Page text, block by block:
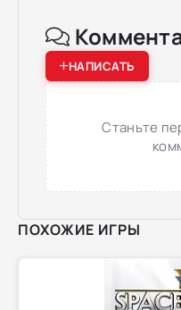
НАПИСАТЬ
Станьте
ПОХОЖИЕ ИГРЫ